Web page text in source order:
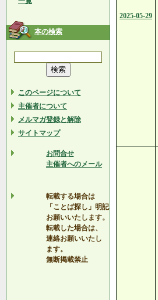
本の検索
このページについて
主催者について
メルマガ登録と解除
サイトマップ
お問合せ
主催者へのメール
転載する場合は
「ことば探し」明記
お願いいたします。
転載した場合は、
連絡お願いいたし
ます。
無断掲載禁止
2025-05-29